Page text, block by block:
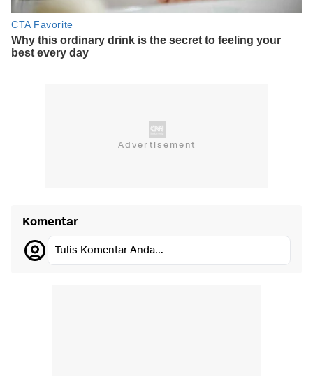
Komentar
Tulis Komentar Anda...